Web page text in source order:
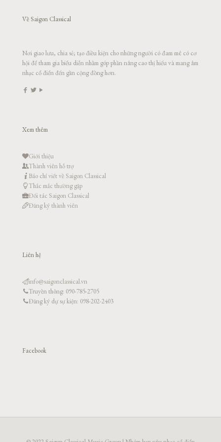
Về Saigon Classical
Nơi giao lưu, chia sẻ; tạo điều kiện cho những người có đam mê có cơ
hội để tham gia biểu diễn nhằm góp phần nâng cao thị hiếu và mang âm
nhạc cổ điển đến gần cộng đồng hơn.
Xem thêm
Giới thiệu
Thành viên hỗ trợ
Báo chí viết về Saigon Classical
Thắc mắc thường gặp
Đối tác Saigon Classical
Đăng ký thành viên
Liên hệ
info@saigonclassical.vn
Truyền thông: 090-785-2705
Đăng ký dự sự kiện: 098-202-2403
Facebook